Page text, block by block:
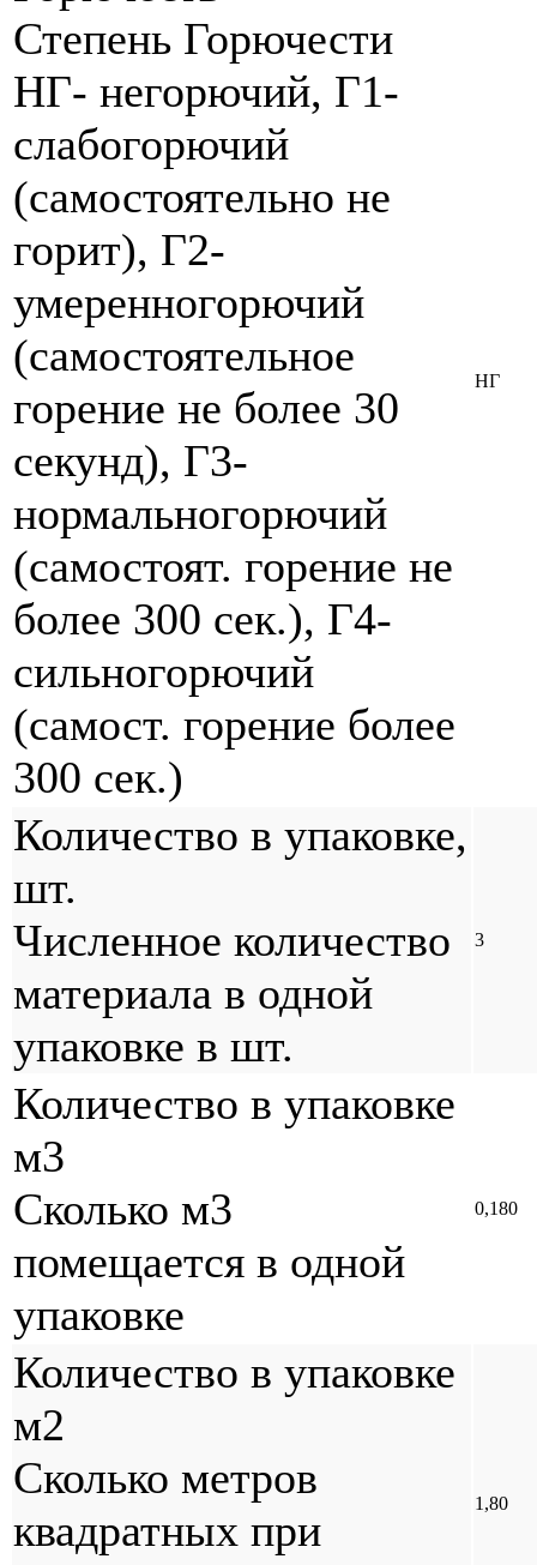
Степень Горючести
НГ- негорючий, Г1-
слабогорючий
(самостоятельно не
горит), Г2-
умеренногорючий
(самостоятельное
горение не более 30
секунд), Г3-
нормальногорючий
(самостоят. горение не
более 300 сек.), Г4-
сильногорючий
(самост. горение более
300 сек.)
НГ
Количество в упаковке,
шт.
Численное количество
материала в одной
упаковке в шт.
3
Количество в упаковке
м3
Сколько м3
помещается в одной
упаковке
0,180
Количество в упаковке
м2
Сколько метров
квадратных при
1,80